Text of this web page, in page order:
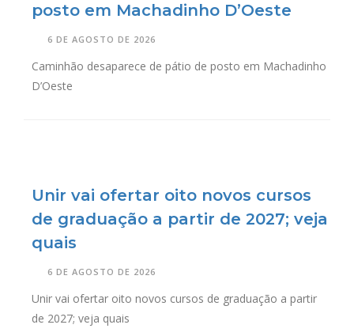
posto em Machadinho D’Oeste
6 DE AGOSTO DE 2026
Caminhão desaparece de pátio de posto em Machadinho
D’Oeste
Unir vai ofertar oito novos cursos
de graduação a partir de 2027; veja
quais
6 DE AGOSTO DE 2026
Unir vai ofertar oito novos cursos de graduação a partir
de 2027; veja quais